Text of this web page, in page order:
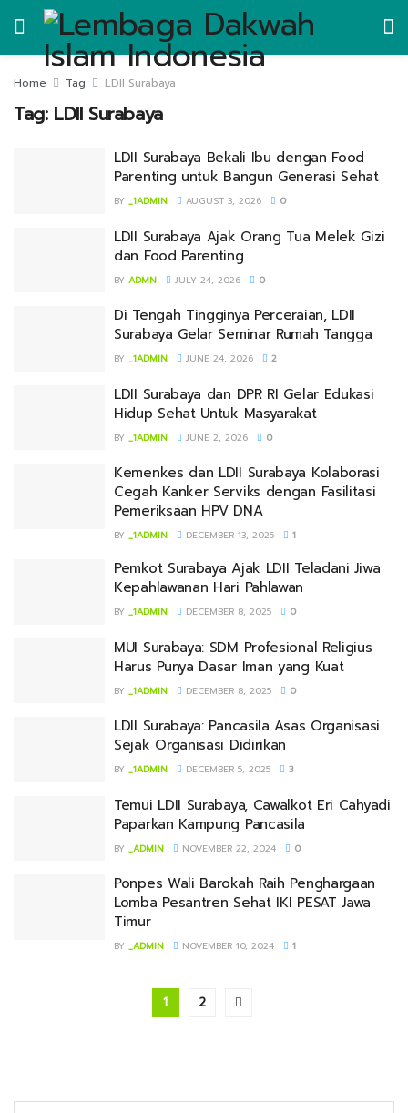
Home Tag LDII Surabaya
Tag: LDII Surabaya
LDII Surabaya Bekali Ibu dengan Food
Parenting untuk Bangun Generasi Sehat
BY _1ADMIN AUGUST 3, 2026 0
LDII Surabaya Ajak Orang Tua Melek Gizi
dan Food Parenting
BY ADMN JULY 24, 2026 0
Di Tengah Tingginya Perceraian, LDII
Surabaya Gelar Seminar Rumah Tangga
BY _1ADMIN JUNE 24, 2026 2
LDII Surabaya dan DPR RI Gelar Edukasi
Hidup Sehat Untuk Masyarakat
BY _1ADMIN JUNE 2, 2026 0
Kemenkes dan LDII Surabaya Kolaborasi
Cegah Kanker Serviks dengan Fasilitasi
Pemeriksaan HPV DNA
BY _1ADMIN DECEMBER 13, 2025 1
Pemkot Surabaya Ajak LDII Teladani Jiwa
Kepahlawanan Hari Pahlawan
BY _1ADMIN DECEMBER 8, 2025 0
MUI Surabaya: SDM Profesional Religius
Harus Punya Dasar Iman yang Kuat
BY _1ADMIN DECEMBER 8, 2025 0
LDII Surabaya: Pancasila Asas Organisasi
Sejak Organisasi Didirikan
BY _1ADMIN DECEMBER 5, 2025 3
Temui LDII Surabaya, Cawalkot Eri Cahyadi
Paparkan Kampung Pancasila
BY _ADMIN NOVEMBER 22, 2024 0
Ponpes Wali Barokah Raih Penghargaan
Lomba Pesantren Sehat IKI PESAT Jawa
Timur
BY _ADMIN NOVEMBER 10, 2024 1
1 2